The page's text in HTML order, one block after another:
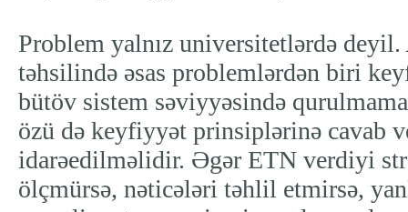
Problem yalnız universitetlərdə deyil.
təhsilində əsas problemlərdən biri
bütöv sistem səviyyəsində
özü də keyfiyyət prinsiplərinə cavab
idarəedilməlidir. Əgər ETN verdiyi
ölçmürsə, nəticələri təhlil etmirsə,